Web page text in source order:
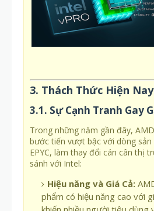
3. Thách Thức Hiện Nay
3.1. Sự Cạnh Tranh Gay
Trong những năm gần đây,
bước tiến vượt bậc với dòng sản
EPYC, làm thay đổi cán cân thị
sánh với Intel:
Hiệu năng và Giá Cả:
phẩm có hiệu năng cao với